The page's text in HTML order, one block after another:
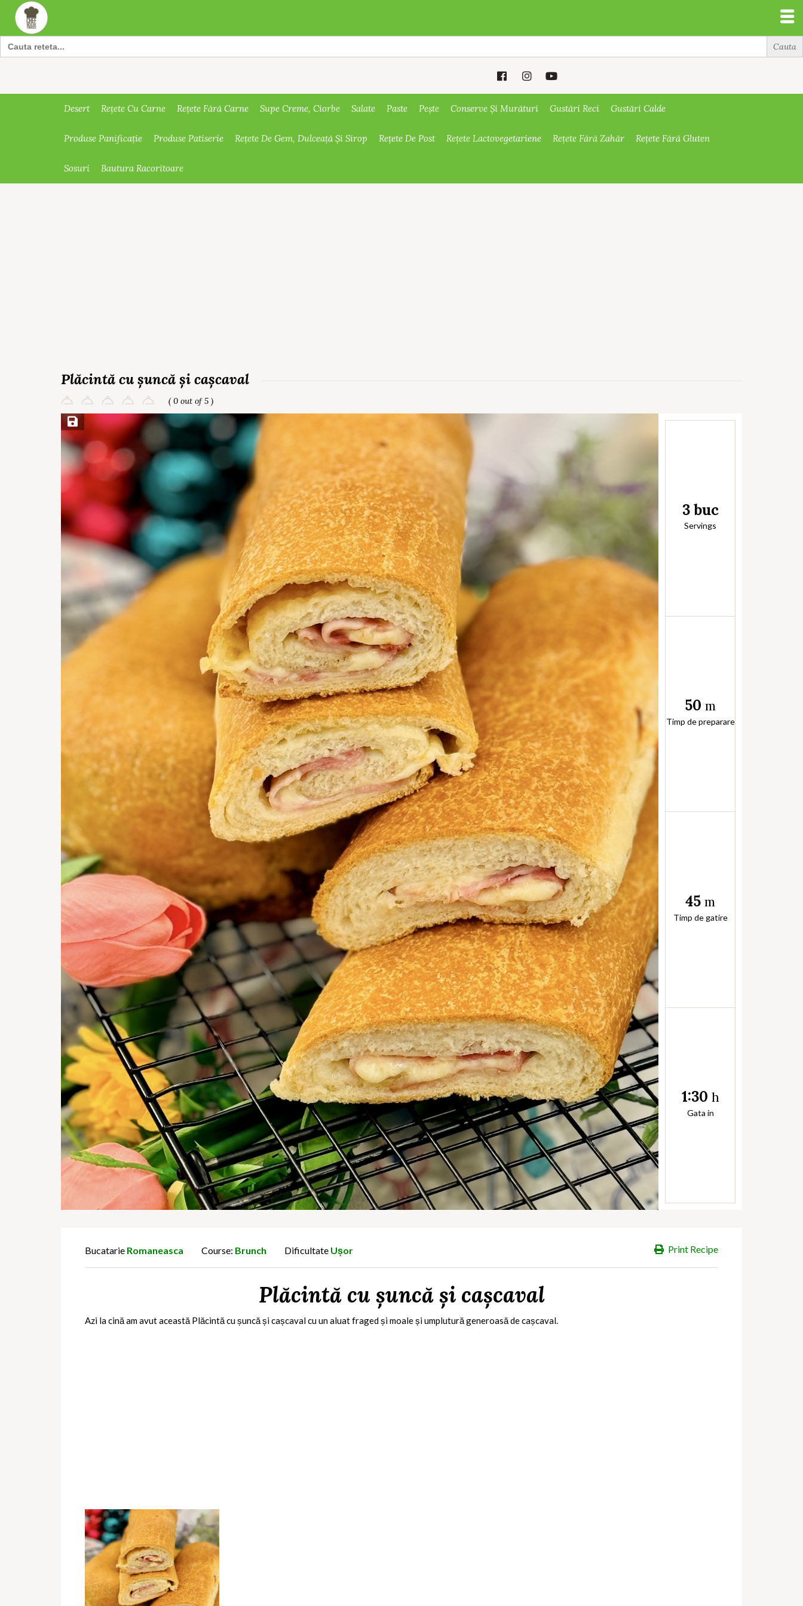
Search
for:
Desert Rețete Cu Carne Rețete Fără Carne Supe Creme, Ciorbe Salate Paste Pește Conserve Și Murături Gustări Reci Gustări Calde
Produse Panificație Produse Patiserie Rețete De Gem, Dulceață Și Sirop Rețete De Post Rețete Lactovegetariene Rețete Fără Zahăr Rețete Fără Gluten
Sosuri Bautura Racoritoare
Plăcintă cu șuncă și cașcaval
( 0 out of 5 )
Save Recipe
3 buc
Servings
50 m
Timp de preparare
45 m
Timp de gatire
1:30 h
Gata in
Print Recipe
Bucatarie Romaneasca Course: Brunch Dificultate Ușor
Plăcintă cu șuncă și cașcaval
Azi la cină am avut această Plăcintă cu șuncă și cașcaval cu un aluat fraged și moale și umplutură generoasă de cașcaval.